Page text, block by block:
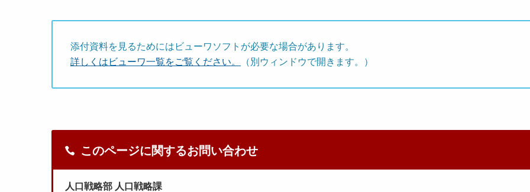
添付資料を見るためにはビューワソフトが必要な場合があります。
詳しくはビューワ一覧をご覧ください。
（別ウィンドウで開きます。）
このページに関するお問い合わせ
人口戦略部 人口戦略課